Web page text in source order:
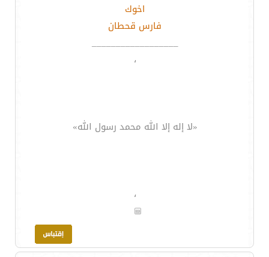
اخوك
فارس قحطان
__________________
،
«لا إله إلا الله محمد رسول الله»
،